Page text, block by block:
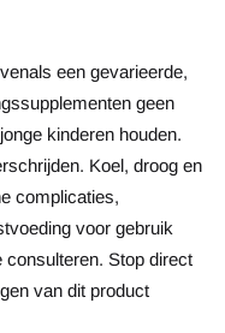
een gevarieerde,
geen
kinderen houden.
Koel, droog en
complicaties,
voor gebruik
Stop direct
van dit product